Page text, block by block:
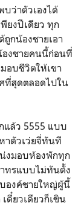
ว่าตัวเองได้
ยงปีเดียว ทุก
ถูกน้องชายเอา
องชายคนนี้ก่อนที่
อบชีวิตให้เขา
ที่สุดตลอดไปใน
ล้ว 5555 แบบ
าตัวเว่ยจี่ทันที
งมอบห้องพักทุก
าทรแบบไม่ทันตั้ง
บองค์ชายใหญ่ผู้นี้
ดี๋ยวเดียวก็เขิน